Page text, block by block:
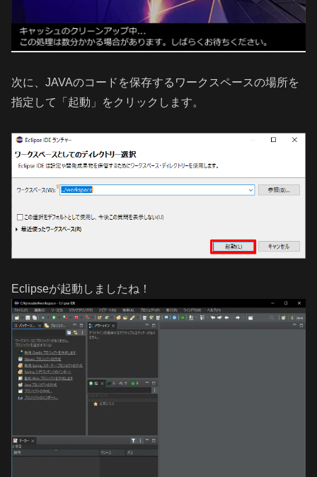
次に、JAVAのコードを保存するワークスペースの場所を
指定して「起動」をクリックします。
Eclipseが起動しましたね！